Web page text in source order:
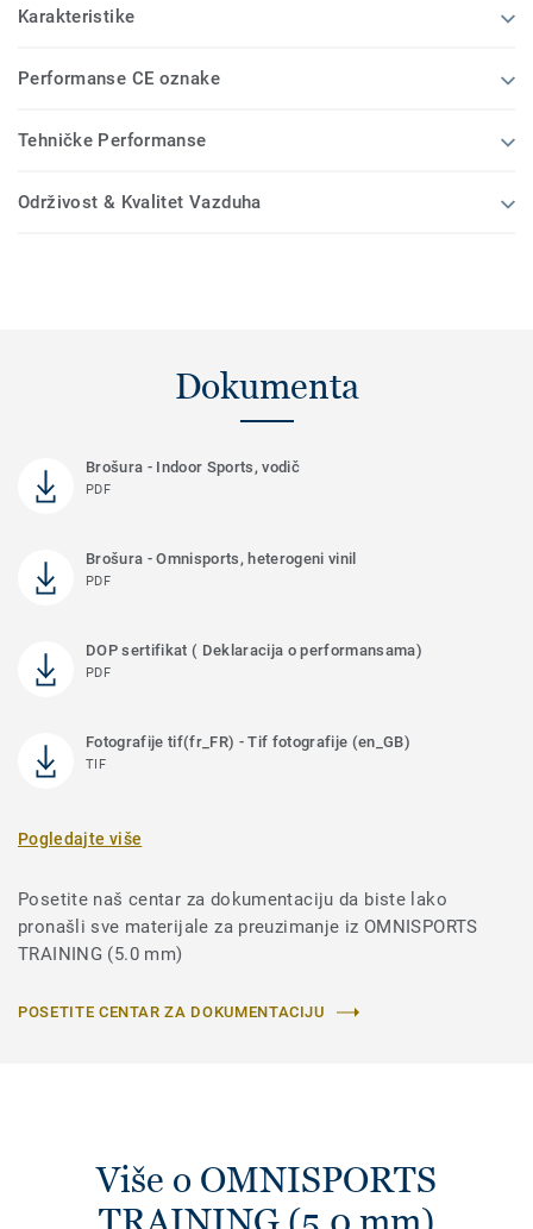
Karakteristike
Performanse CE oznake
Tehničke Performanse
Održivost & Kvalitet Vazduha
Dokumenta
Brošura - Indoor Sports, vodič
PDF
Brošura - Omnisports, heterogeni vinil
PDF
DOP sertifikat ( Deklaracija o performansama)
PDF
Fotografije tif(fr_FR) - Tif fotografije (en_GB)
TIF
Pogledajte više
Posetite naš centar za dokumentaciju da biste lako
pronašli sve materijale za preuzimanje iz OMNISPORTS
TRAINING (5.0 mm)
POSETITE CENTAR ZA DOKUMENTACIJU
Više o OMNISPORTS